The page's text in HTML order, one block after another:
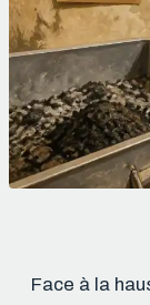
Face à la